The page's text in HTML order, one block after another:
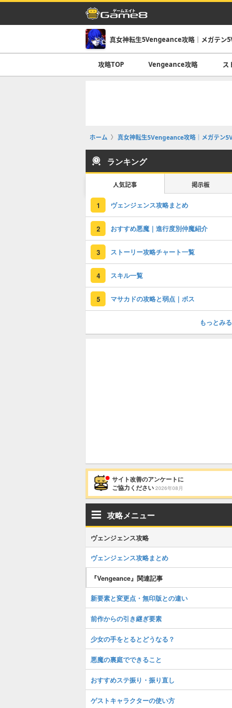
真女神転生5Vengeance攻略｜メガテン
攻略TOP Vengeance攻略 ス
ホーム 真女神転生5Vengeance攻略｜メガテン
ランキング
人気記事 掲示板
1 ヴェンジェンス攻略まとめ
2 おすすめ悪魔｜進行度別仲魔紹介
3 ストーリー攻略チャート一覧
4 スキル一覧
5 マサカドの攻略と弱点｜ボス
もっとみる
サイト改善のアンケートに
ご協力ください 2026年08月
攻略メニュー
ヴェンジェンス攻略
ヴェンジェンス攻略まとめ
『Vengeance』関連記事
新要素と変更点・無印版との違い
前作からの引き継ぎ要素
少女の手をとるとどうなる？
悪魔の裏庭でできること
おすすめステ振り・振り直し
ゲストキャラクターの使い方